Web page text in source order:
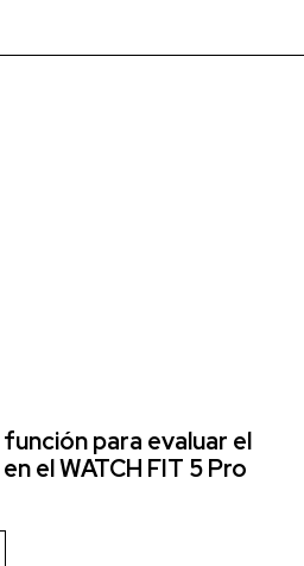
para evaluar el
el WATCH FIT 5 Pro